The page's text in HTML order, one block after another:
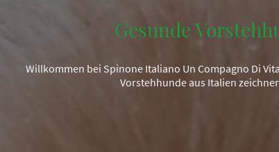
Gesunde
Willkommen bei Spinone Italiano Un Compagno Di
Vorstehhunde aus Italien